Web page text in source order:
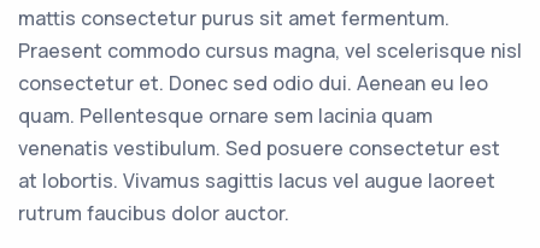
mattis consectetur purus sit amet fermentum.
Praesent commodo cursus magna, vel scelerisque nisl
consectetur et. Donec sed odio dui. Aenean eu leo
quam. Pellentesque ornare sem lacinia quam
venenatis vestibulum. Sed posuere consectetur est
at lobortis. Vivamus sagittis lacus vel augue laoreet
rutrum faucibus dolor auctor.